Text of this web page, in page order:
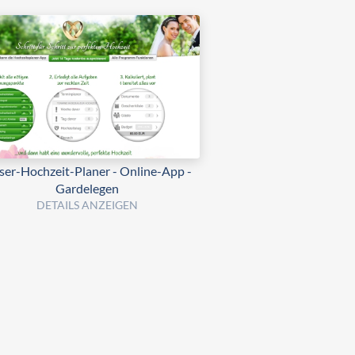
Hochzeit-Planer - Online-App -
Gardelegen
DETAILS ANZEIGEN